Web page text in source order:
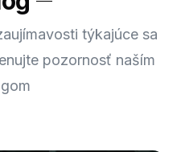
týkajúce sa
pozornosť naším